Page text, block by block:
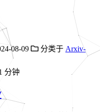
08-09 分类于 Arxiv-
分钟